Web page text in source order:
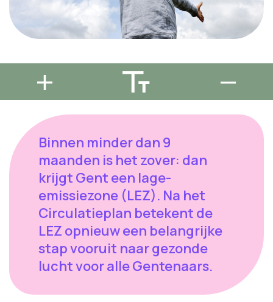
Binnen minder dan 9
maanden is het zover: dan
krijgt Gent een lage-
emissiezone (LEZ). Na het
Circulatieplan betekent de
LEZ opnieuw een belangrijke
stap vooruit naar gezonde
lucht voor alle Gentenaars.